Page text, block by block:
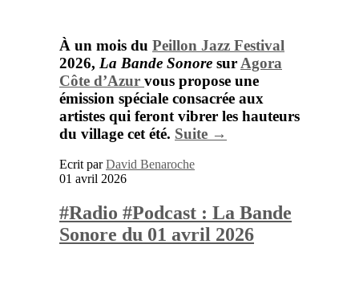
À un mois du Peillon Jazz Festival
2026, La Bande Sonore sur Agora
Côte d’Azur vous propose une
émission spéciale consacrée aux
artistes qui feront vibrer les hauteurs
du village cet été. Suite →
Ecrit parDavid Benaroche
01 avril 2026
#Radio #Podcast : La Bande
Sonore du 01 avril 2026